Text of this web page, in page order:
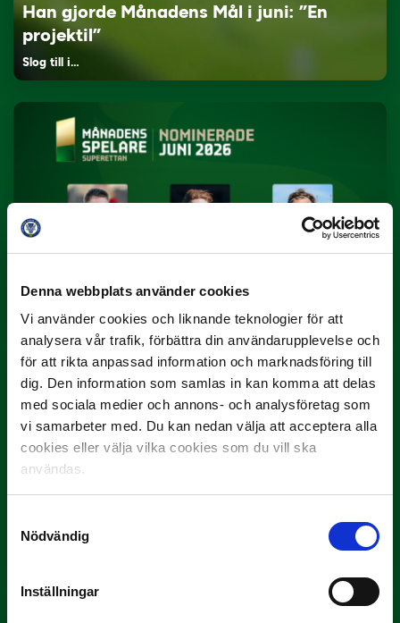
Denna webbplats använder cookies
Vi använder cookies och liknande teknologier för att
analysera vår trafik, förbättra din användarupplevelse och
för att rikta anpassad information och marknadsföring till
dig. Den information som samlas in kan komma att delas
med sociala medier och annons- och analysföretag som
vi samarbeter med. Du kan nedan välja att acceptera alla
cookies eller välja vilka cookies som du vill ska
användas.
Nödvändig
Inställningar
Han gjorde Månadens Mål i juni: ”En
projektil”
Slog till i…
3 JULI